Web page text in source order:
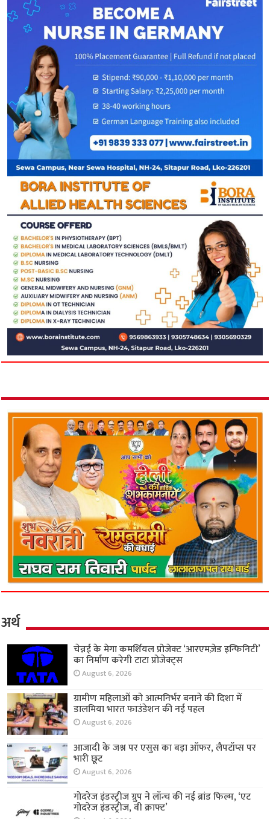
अर्थ
चेन्नई के मेगा कमर्शियल प्रोजेक्ट ‘आरएमज़ेड इन्फिनिटी’
का निर्माण करेगी टाटा प्रोजेक्ट्स
August 6, 2026
ग्रामीण महिलाओं को आत्मनिर्भर बनाने की दिशा में
डालमिया भारत फाउंडेशन की नई पहल
August 6, 2026
आजादी के जश्न पर एसुस का बड़ा ऑफर, लैपटॉप्स पर
भारी छूट
August 6, 2026
गोदरेज इंडस्ट्रीज ग्रुप ने लॉन्च की नई ब्रांड फिल्म, ‘एट
गोदरेज इंडस्ट्रीज, वी क्राफ्ट’